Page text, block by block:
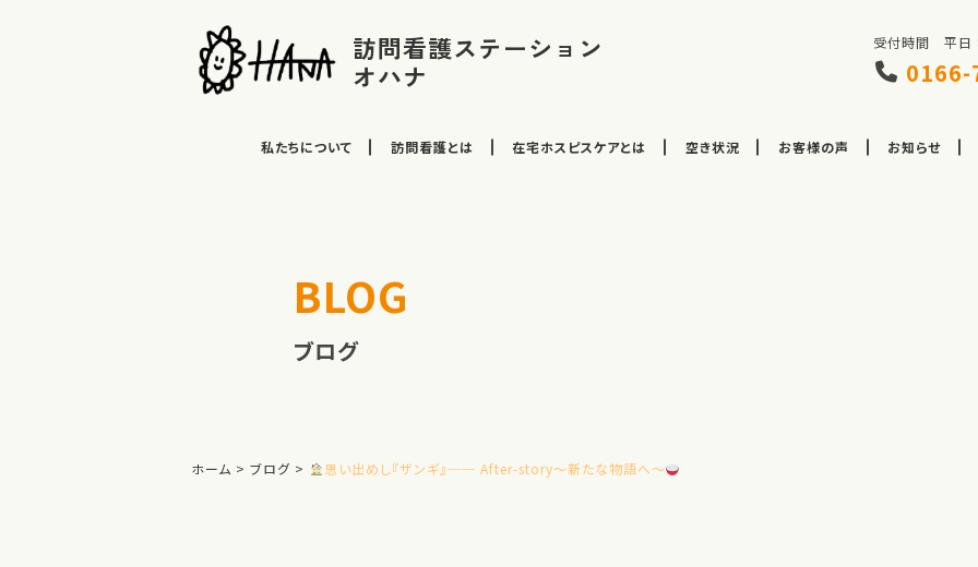
訪問看護ステーション
オハナ
受付時間 平日
私たちについて 訪問看護とは 在宅ホスピスケアとは 空き状況 お客様の声 お知らせ
BLOG
ブログ
ホーム > ブログ > 思い出めし『ザンギ』── After-story～新たな物語へ～